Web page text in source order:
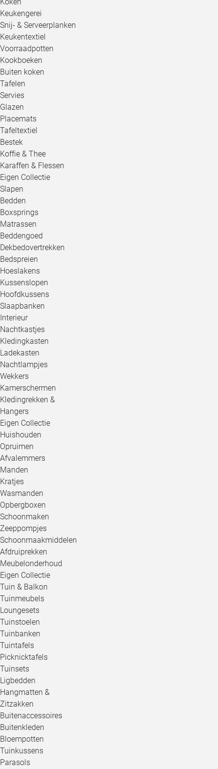
Keukengerei
Snij- & Serveerplanken
Keukentextiel
Voorraadpotten
Kookboeken
Buiten koken
Tafelen
Servies
Glazen
Placemats
Tafeltextiel
Bestek
Koffie & Thee
Karaffen & Flessen
Eigen Collectie
Slapen
Bedden
Boxsprings
Matrassen
Beddengoed
Dekbedovertrekken
Bedspreien
Hoeslakens
Kussenslopen
Hoofdkussens
Slaapbanken
Interieur
Nachtkastjes
Kledingkasten
Ladekasten
Nachtlampjes
Wekkers
Kamerschermen
Kledingrekken &
Hangers
Eigen Collectie
Huishouden
Opruimen
Afvalemmers
Manden
Kratjes
Wasmanden
Opbergboxen
Schoonmaken
Zeeppompjes
Schoonmaakmiddelen
Afdruiprekken
Meubelonderhoud
Eigen Collectie
Tuin & Balkon
Tuinmeubels
Loungesets
Tuinstoelen
Tuinbanken
Tuintafels
Picknicktafels
Tuinsets
Ligbedden
Hangmatten &
Zitzakken
Buitenaccessoires
Buitenkleden
Bloempotten
Tuinkussens
Parasols